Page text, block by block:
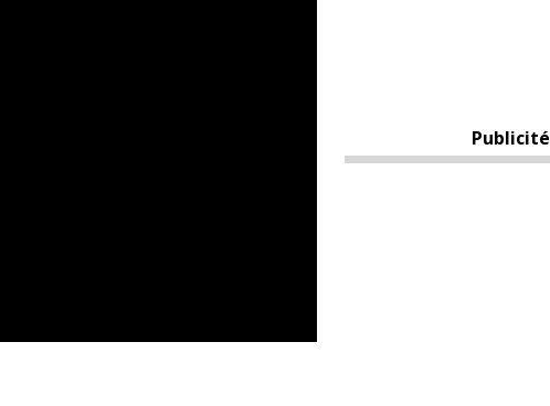
Publicité